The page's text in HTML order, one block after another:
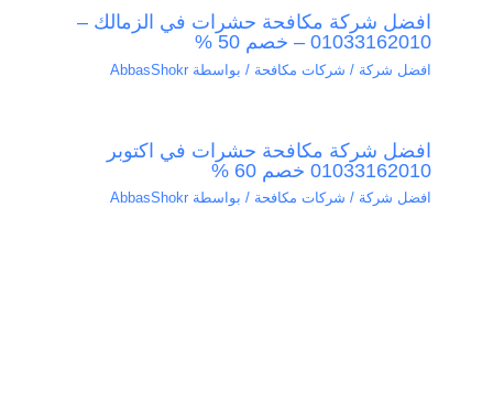
افضل شركة مكافحة حشرات في الزمالك –
01033162010 – خصم 50 %
افضل شركة / شركات مكافحة / بواسطة AbbasShokr
افضل شركة مكافحة حشرات في اكتوبر
01033162010 خصم 60 %
افضل شركة / شركات مكافحة / بواسطة AbbasShokr